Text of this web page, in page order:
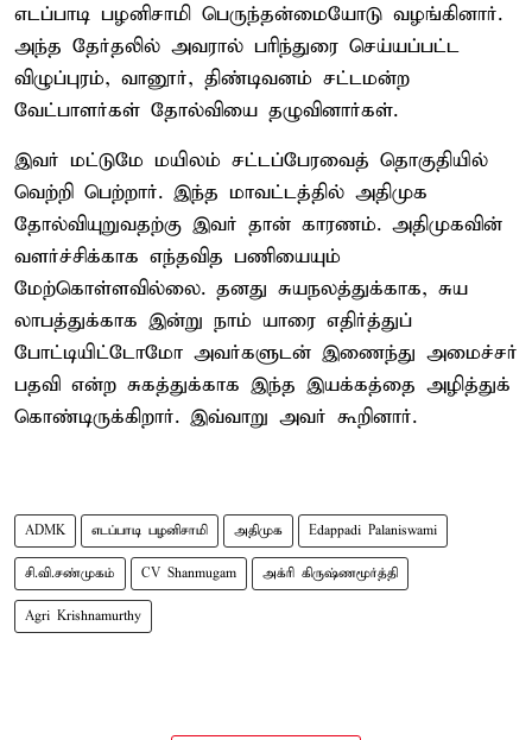
எடப்பாடி பழனிசாமி பெருந்தன்மையோடு வழங்கினார்.
அந்த தேர்தலில் அவரால் பரிந்துரை செய்யப்பட்ட
விழுப்புரம், வானூர், திண்டிவனம் சட்டமன்ற
வேட்பாளர்கள் தோல்வியை தழுவினார்கள்.
இவர் மட்டுமே மயிலம் சட்டப்பேரவைத் தொகுதியில்
வெற்றி பெற்றார். இந்த மாவட்டத்தில் அதிமுக
தோல்வியுறுவதற்கு இவர் தான் காரணம். அதிமுகவின்
வளர்ச்சிக்காக எந்தவித பணியையும்
மேற்கொள்ளவில்லை. தனது சுயநலத்துக்காக, சுய
லாபத்துக்காக இன்று நாம் யாரை எதிர்த்துப்
போட்டியிட்டோமோ அவர்களுடன் இணைந்து அமைச்சர்
பதவி என்ற சுகத்துக்காக இந்த இயக்கத்தை அழித்துக்
கொண்டிருக்கிறார். இவ்வாறு அவர் கூறினார்.
ADMK எடப்பாடி பழனிசாமி அதிமுக Edappadi Palaniswami
சி.வி.சண்முகம் CV Shanmugam அக்ரி கிருஷ்ணமூர்த்தி
Agri Krishnamurthy